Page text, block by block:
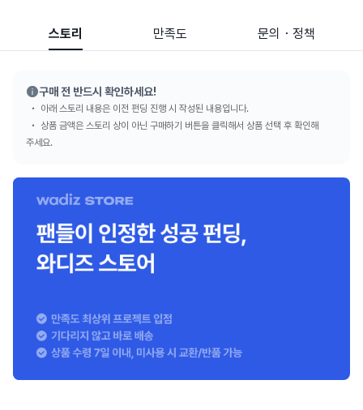
스토리 만족도 문의・정책
구매 전 반드시 확인하세요!
아래 스토리 내용은 이전 펀딩 진행 시 작성된 내용입니다.
상품 금액은 스토리 상이 아닌 구매하기 버튼을 클릭해서 상품 선택 후 확인해
주세요.